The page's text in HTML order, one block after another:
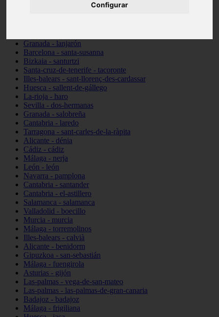
Configurar
Granada - lanjarón
Barcelona - santa-susanna
Bizkaia - santurtzi
Santa-cruz-de-tenerife - tacoronte
Illes-balears - sant-llorenç-des-cardassar
Huesca - sallent-de-gállego
La-rioja - haro
Sevilla - dos-hermanas
Granada - salobreña
Cantabria - laredo
Tarragona - sant-carles-de-la-ràpita
Alicante - dénia
Cádiz - cádiz
Málaga - nerja
León - león
Navarra - pamplona
Cantabria - santander
Cantabria - el-astillero
Salamanca - salamanca
Valladolid - boecillo
Murcia - murcia
Málaga - torremolinos
Illes-balears - calvià
Alicante - benidorm
Gipuzkoa - san-sebastián
Málaga - fuengirola
Asturias - gijón
Las-palmas - vega-de-san-mateo
Las-palmas - las-palmas-de-gran-canaria
Badajoz - badajoz
Málaga - frigiliana